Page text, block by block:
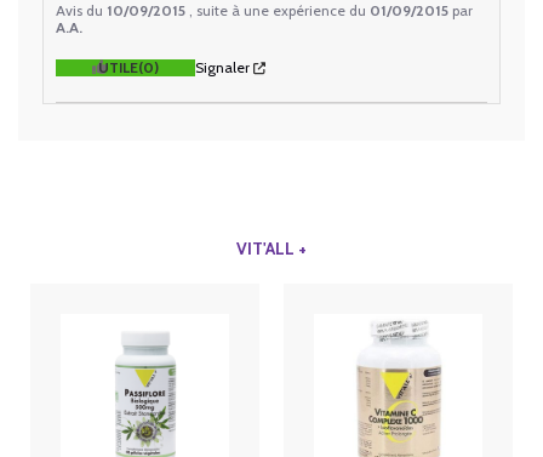
Avis du 10/09/2015 , suite à une expérience du 01/09/2015 par
A.A.
UTILE(0) Signaler
VIT'ALL +